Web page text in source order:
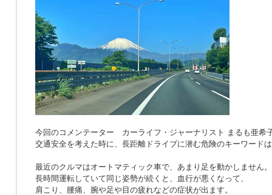
今回のコメンテーター カーライフ・ジャーナリスト まるも亜希
交通安全を考えた時に、長距離ドライブに潜む危険のキーワード
最近のクルマはオートマティック車で、あまり足を動かしません。
長時間運転していて同じ姿勢が続くと、血行が悪くなって、
肩こり、腰痛、腕や足や目の疲れなどの症状が出ます。